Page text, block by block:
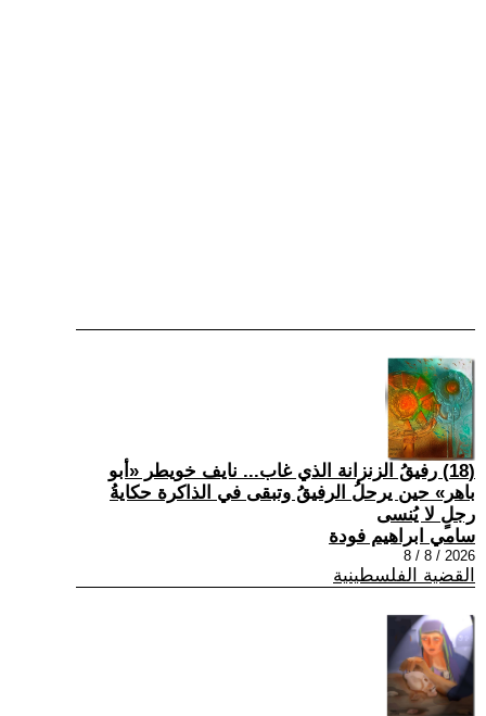
(18) رفيقُ الزنزانة الذي غاب... نايف خويطر «أبو
باهر» حين يرحلُ الرفيقُ وتبقى في الذاكرة حكايةُ
رجلٍ لا يُنسى
سامي ابراهيم فودة
2026 / 8 / 8
القضية الفلسطينية